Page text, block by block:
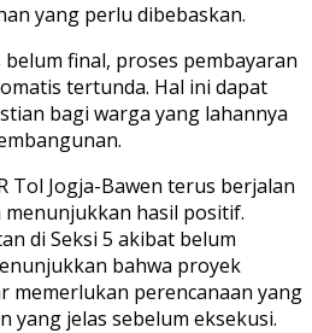
yang perlu dibebaskan.
final, proses pembayaran
tertunda. Hal ini dapat
bagi warga yang lahannya
Tol Jogja-Bawen terus berjalan
hasil positif.
di Seksi 5 akibat belum
bahwa proyek
memerlukan perencanaan yang
yang jelas sebelum eksekusi.